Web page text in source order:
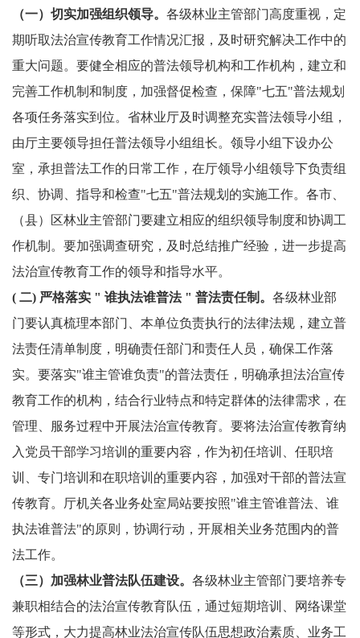
（一）切实加强组织领导。 各级林业主管部门高度重视，定
期听取法治宣传教育工作情况汇报，及时研究解决工作中的
重大问题。要健全相应的普法领导机构和工作机构，建立和
完善工作机制和制度，加强督促检查，保障"七五"普法规划
各项任务落实到位。省林业厅及时调整充实普法领导小组，
由厅主要领导担任普法领导小组组长。领导小组下设办公
室，承担普法工作的日常工作，在厅领导小组领导下负责组
织、协调、指导和检查"七五"普法规划的实施工作。各市、
（县）区林业主管部门要建立相应的组织领导制度和协调工
作机制。要加强调查研究，及时总结推广经验，进一步提高
法治宣传教育工作的领导和指导水平。
( 二) 严格落实 " 谁执法谁普法 " 普法责任制。 各级林业部
门要认真梳理本部门、本单位负责执行的法律法规，建立普
法责任清单制度，明确责任部门和责任人员，确保工作落
实。要落实"谁主管谁负责"的普法责任，明确承担法治宣传
教育工作的机构，结合行业特点和特定群体的法律需求，在
管理、服务过程中开展法治宣传教育。要将法治宣传教育纳
入党员干部学习培训的重要内容，作为初任培训、任职培
训、专门培训和在职培训的重要内容，加强对干部的普法宣
传教育。厅机关各业务处室局站要按照"谁主管谁普法、谁
执法谁普法"的原则，协调行动，开展相关业务范围内的普
法工作。
（三）加强林业普法队伍建设。 各级林业主管部门要培养专
兼职相结合的法治宣传教育队伍，通过短期培训、网络课堂
等形式，大力提高林业法治宣传队伍思想政治素质、业务工